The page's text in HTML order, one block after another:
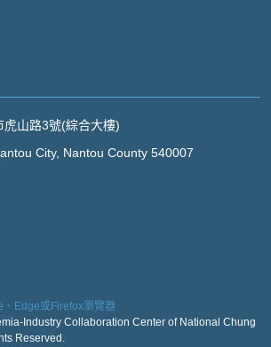
山路3號(綜合大樓)
City, Nantou County 540007
Edge或Firefox瀏覽器
Industry Collaboration Center of National Chung
Reserved.